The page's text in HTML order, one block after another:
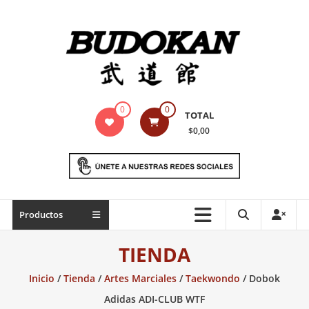
Indumentaria
marciales
Todo
necesario
0 0 TOTAL
$0,00
Productos
TIENDA
Inicio /Tienda /Artes Marciales/Taekwondo / Dobok
Adidas ADI-CLUB WTF